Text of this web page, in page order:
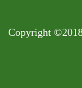
Copyright